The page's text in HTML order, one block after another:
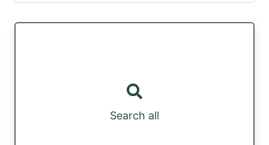
Search all